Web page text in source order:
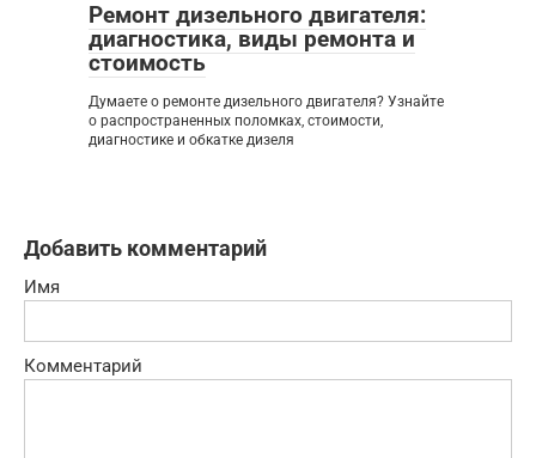
Ремонт дизельного двигателя:
диагностика, виды ремонта и
стоимость
Думаете о ремонте дизельного двигателя? Узнайте
о распространенных поломках, стоимости,
диагностике и обкатке дизеля
Добавить комментарий
Имя
Комментарий